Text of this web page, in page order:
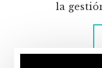
la